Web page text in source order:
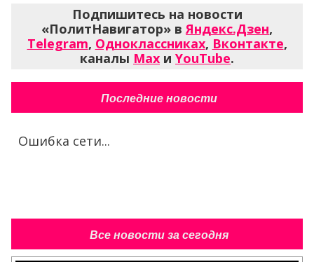
Подпишитесь на новости
«ПолитНавигатор» вЯндекс.Дзен,
Telegram, Одноклассниках, Вконтакте,
каналы Max и YouTube.
Последние новости
Ошибка сети...
Все новости за сегодня